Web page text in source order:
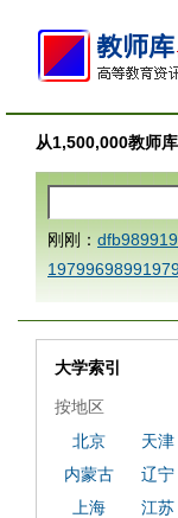
从1,500,000教师
刚刚：
1dfbmath
3
b 9899197996 xca
e
7996x
大学索引
按地区
北京
天津
内蒙古
辽宁
上海
江苏